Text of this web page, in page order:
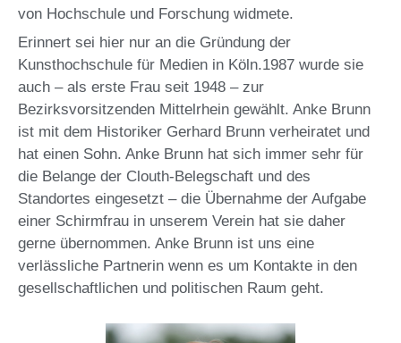
von Hochschule und Forschung widmete.
Erinnert sei hier nur an die Gründung der
Kunsthochschule für Medien in Köln.1987 wurde sie
auch – als erste Frau seit 1948 – zur
Bezirksvorsitzenden Mittelrhein gewählt. Anke Brunn
ist mit dem Historiker Gerhard Brunn verheiratet und
hat einen Sohn. Anke Brunn hat sich immer sehr für
die Belange der Clouth-Belegschaft und des
Standortes eingesetzt – die Übernahme der Aufgabe
einer Schirmfrau in unserem Verein hat sie daher
gerne übernommen. Anke Brunn ist uns eine
verlässliche Partnerin wenn es um Kontakte in den
gesellschaftlichen und politischen Raum geht.